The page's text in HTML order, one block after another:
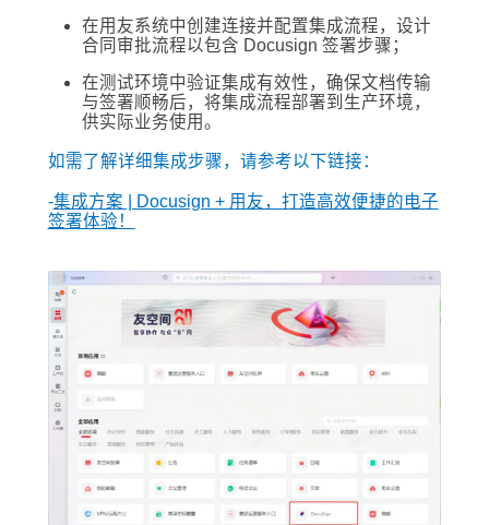
在用友系统中创建连接并配置集成流程，设计
合同审批流程以包含 Docusign 签署步骤；
在测试环境中验证集成有效性，确保文档传输
与签署顺畅后，将集成流程部署到生产环境，
供实际业务使用。
如需了解详细集成步骤，请参考以下链接：
-集成方案 | Docusign + 用友，打造高效便捷的电子
签署体验！